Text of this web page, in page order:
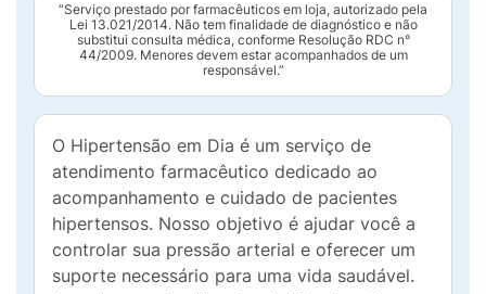
“Serviço prestado por farmacêuticos em loja, autorizado pela
Lei 13.021/2014. Não tem finalidade de diagnóstico e não
substitui consulta médica, conforme Resolução RDC n°
44/2009. Menores devem estar acompanhados de um
responsável.”
O Hipertensão em Dia é um serviço de
atendimento farmacêutico dedicado ao
acompanhamento e cuidado de pacientes
hipertensos. Nosso objetivo é ajudar você a
controlar sua pressão arterial e oferecer um
suporte necessário para uma vida saudável.